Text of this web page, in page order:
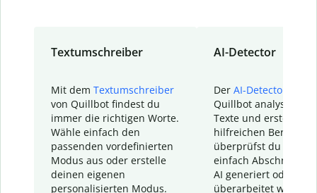
Textumschreiber
Mit dem Textumschreiber
von Quillbot findest du
immer die richtigen Worte.
Wähle einfach den
passenden vordefinierten
Modus aus oder erstelle
deinen eigenen
personalisierten Modus.
AI-Detector
Der AI-Detector
Quillbot analysiert
Texte und erstellt
hilfreichen Bericht.
überprüfst du
einfach Abschnitte,
AI generiert oder
überarbeitet wurden.